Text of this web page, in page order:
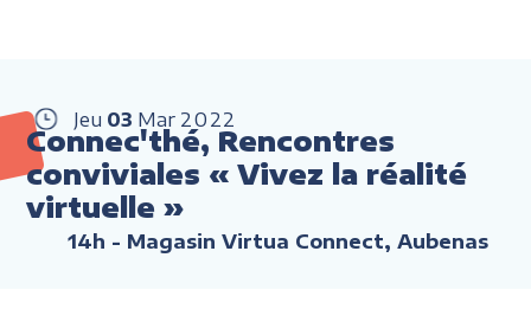
Jeu 03 Mar 2022
Connec'thé, Rencontres
conviviales « Vivez la réalité
virtuelle »
14h - Magasin Virtua Connect, Aubenas